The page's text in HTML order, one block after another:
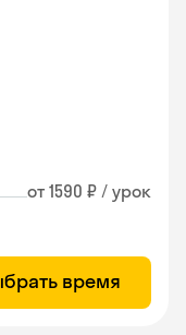
от 1590 ₽ / урок
время